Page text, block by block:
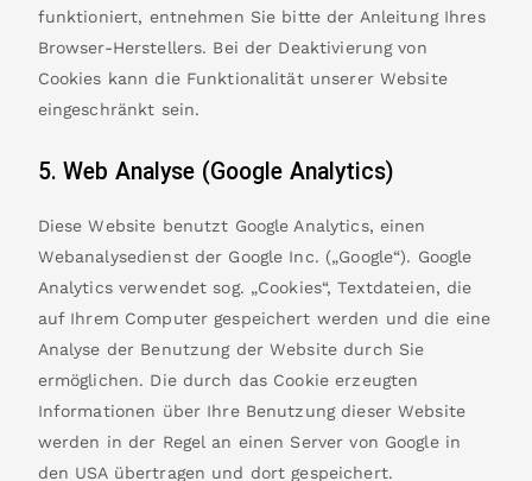
funktioniert, entnehmen Sie bitte der Anleitung Ihres
Browser-Herstellers. Bei der Deaktivierung von
Cookies kann die Funktionalität unserer Website
eingeschränkt sein.
5. Web Analyse (Google Analytics)
Diese Website benutzt Google Analytics, einen
Webanalysedienst der Google Inc. („Google“). Google
Analytics verwendet sog. „Cookies“, Textdateien, die
auf Ihrem Computer gespeichert werden und die eine
Analyse der Benutzung der Website durch Sie
ermöglichen. Die durch das Cookie erzeugten
Informationen über Ihre Benutzung dieser Website
werden in der Regel an einen Server von Google in
den USA übertragen und dort gespeichert.